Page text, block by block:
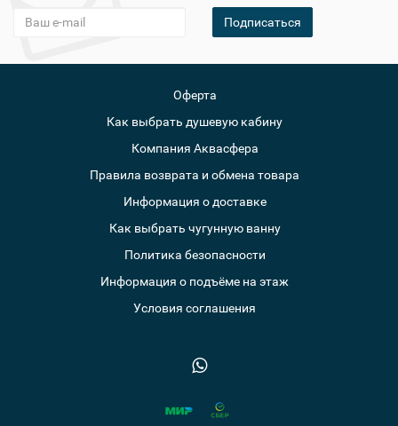
Подписаться
Оферта
Как выбрать душевую кабину
Компания Аквасфера
Правила возврата и обмена товара
Информация о доставке
Как выбрать чугунную ванну
Политика безопасности
Информация о подъёме на этаж
Условия соглашения